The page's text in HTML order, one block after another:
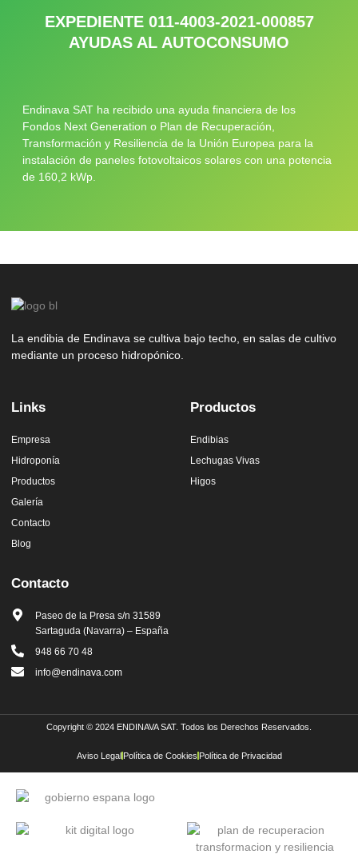
EXPEDIENTE 011-4003-2021-000857
AYUDAS AL AUTOCONSUMO
Endinava SAT ha recibido una ayuda financiera de los
Fondos Next Generation o Plan de Recuperación,
Transformación y Resiliencia de la Unión Europea para la
instalación de paneles fotovoltaicos solares con una potencia
de 160,2 kWp.
La endibia de Endinava se cultiva bajo techo, en salas de cultivo
mediante un proceso hidropónico.
Links
Empresa
Hidroponía
Productos
Galería
Contacto
Blog
Productos
Endibias
Lechugas Vivas
Higos
Contacto
Paseo de la Presa s/n 31589
Sartaguda (Navarra) – España
948 66 70 48
info@endinava.com
Copyright © 2024 ENDINAVA SAT. Todos los Derechos Reservados.
Aviso Legal Política de Cookies Política de Privacidad